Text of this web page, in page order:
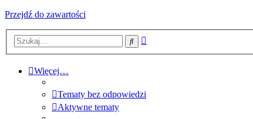
Przejdź do zawartości
Szukaj
Więcej…
Tematy bez odpowiedzi
Aktywne tematy